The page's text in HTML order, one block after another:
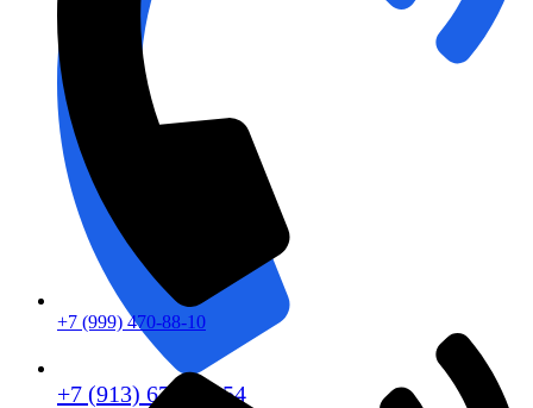
+7 (913) 672-49-54
+7 (999) 470-88-10